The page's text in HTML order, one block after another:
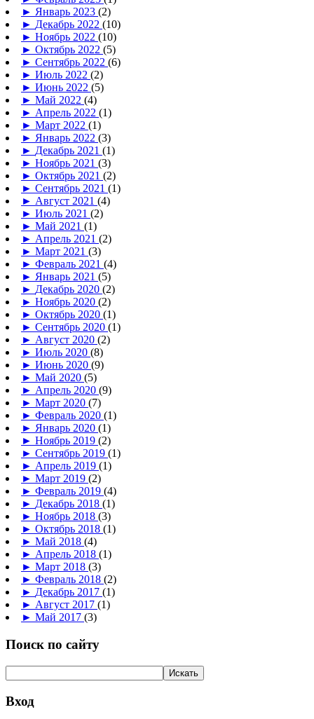
► Январь 2023 (2)
► Декабрь 2022 (10)
► Ноябрь 2022 (10)
► Октябрь 2022 (5)
► Сентябрь 2022 (6)
► Июль 2022 (2)
► Июнь 2022 (5)
► Май 2022 (4)
► Апрель 2022 (1)
► Март 2022 (1)
► Январь 2022 (3)
► Декабрь 2021 (1)
► Ноябрь 2021 (3)
► Октябрь 2021 (2)
► Сентябрь 2021 (1)
► Август 2021 (4)
► Июль 2021 (2)
► Май 2021 (1)
► Апрель 2021 (2)
► Март 2021 (3)
► Февраль 2021 (4)
► Январь 2021 (5)
► Декабрь 2020 (2)
► Ноябрь 2020 (2)
► Октябрь 2020 (1)
► Сентябрь 2020 (1)
► Август 2020 (2)
► Июль 2020 (8)
► Июнь 2020 (9)
► Май 2020 (5)
► Апрель 2020 (9)
► Март 2020 (7)
► Февраль 2020 (1)
► Январь 2020 (1)
► Ноябрь 2019 (2)
► Сентябрь 2019 (1)
► Апрель 2019 (1)
► Март 2019 (2)
► Февраль 2019 (4)
► Декабрь 2018 (1)
► Ноябрь 2018 (3)
► Октябрь 2018 (1)
► Май 2018 (4)
► Апрель 2018 (1)
► Март 2018 (3)
► Февраль 2018 (2)
► Декабрь 2017 (1)
► Август 2017 (1)
► Май 2017 (3)
Поиск по сайту
Вход